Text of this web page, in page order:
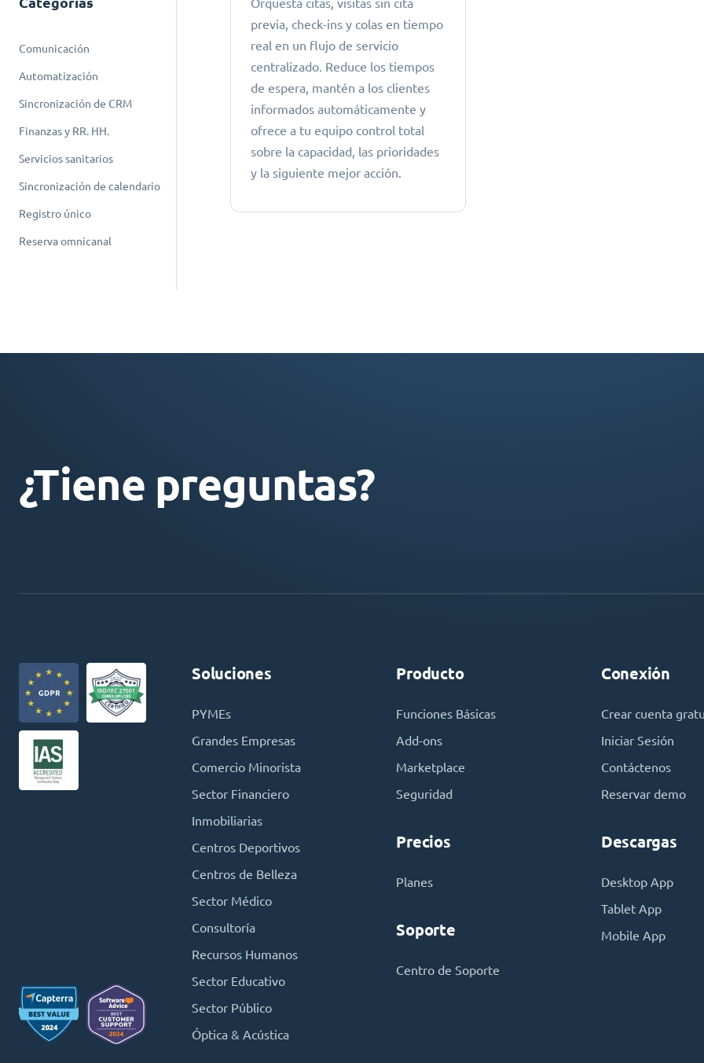
Comunicación
Automatización
Sincronización de CRM
Finanzas y RR. HH.
Servicios sanitarios
Sincronización de calendario
Registro único
Reserva omnicanal
Orquesta citas, visitas sin cita
previa, check-ins y colas en tiempo
real en un flujo de servicio
centralizado. Reduce los tiempos
de espera, mantén a los clientes
informados automáticamente y
ofrece a tu equipo control total
sobre la capacidad, las prioridades
y la siguiente mejor acción.
¿Tiene preguntas?
Soluciones
PYMEs
Grandes Empresas
Comercio Minorista
Sector Financiero
Inmobiliarias
Centros Deportivos
Centros de Belleza
Sector Médico
Consultoría
Recursos Humanos
Sector Educativo
Sector Público
Óptica & Acústica
Producto
Funciones Básicas
Add-ons
Marketplace
Seguridad
Precios
Planes
Soporte
Centro de Soporte
Conexión
Crear cuenta
Iniciar Sesión
Contáctenos
Reservar demo
Descargas
Desktop App
Tablet App
Mobile App